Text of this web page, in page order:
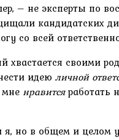
– не эксперты по
кандидатских
со всей
хвастается своими
идею личной
нравитсяработать
но в общем и целом